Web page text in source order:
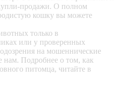
продажи. О полном
кошку вы можете
только в
или у проверенных
на мошеннические
нам. Подробнее о том, как
питомца, читайте в